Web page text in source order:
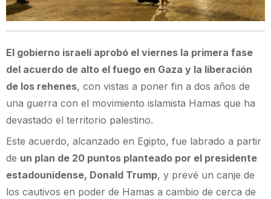
El gobierno israelí aprobó el viernes la primera fase
del acuerdo de alto el fuego en Gaza y la liberación
de los rehenes, con vistas a poner fin a dos años de
una guerra con el movimiento islamista Hamas que ha
devastado el territorio palestino.
Este acuerdo, alcanzado en Egipto, fue labrado a partir
de un plan de 20 puntos planteado por el presidente
estadounidense, Donald Trump, y prevé un canje de
los cautivos en poder de Hamas a cambio de cerca de